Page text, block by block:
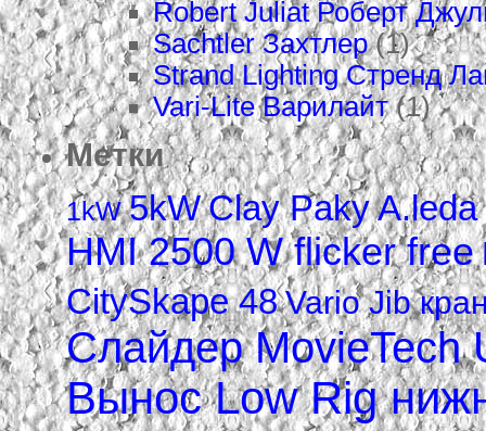
Robert Juliat Роберт
Sachtler Захтлер(1)
Strand Lighting Стренд
Vari-Lite Варилайт(1)
Метки
1kW 5kWClay Paky
HMI 2500 W flicker free
CitySkape 48 Vario Jib
Слайдер MovieTech
Вынос Low Rig